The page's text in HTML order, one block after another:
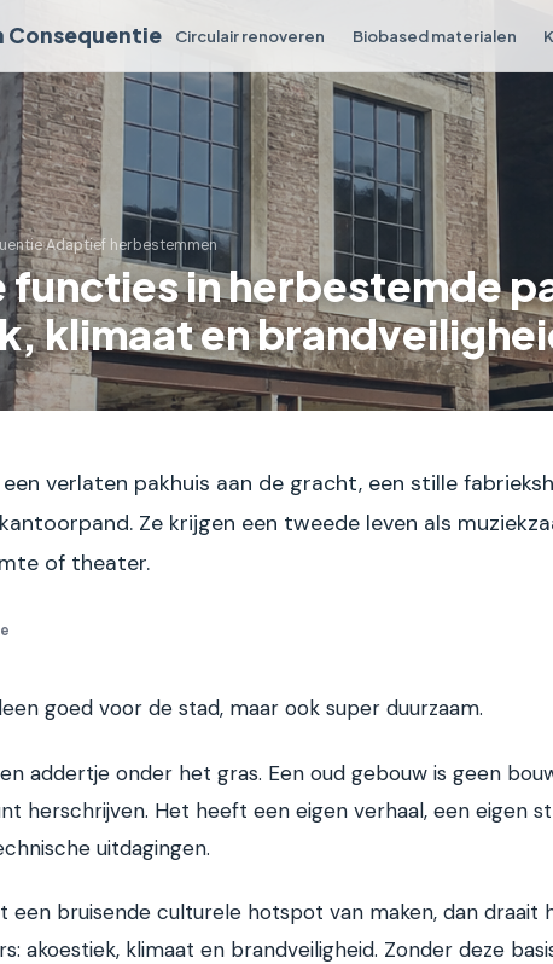
Consequentie Circulair renoveren Biobased materialen
›Adaptief herbestemmen
functies in herbestemde
klimaat en
verlaten pakhuis aan de gracht, een stille
Ze krijgen een tweede leven als
of theater.
goed voor de stad, maar ook super duurzaam.
addertje onder het gras. Een oud gebouw is geen
herschrijven. Het heeft een eigen verhaal, een eigen
uitdagingen.
een bruisende culturele hotspot van maken, dan draait
akoestiek, klimaat en brandveiligheid. Zonder deze